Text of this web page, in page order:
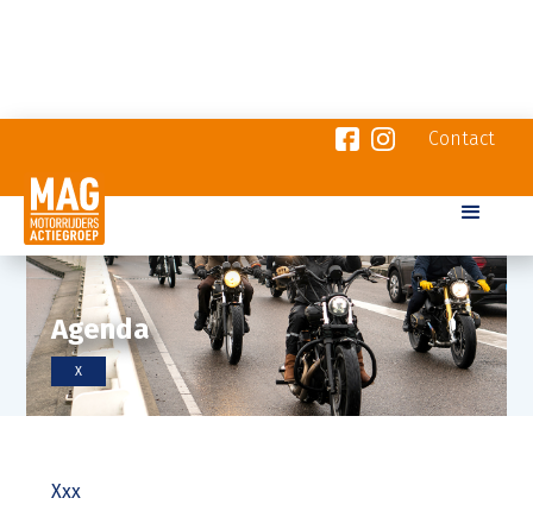
Contact
Agenda
X
Xxx